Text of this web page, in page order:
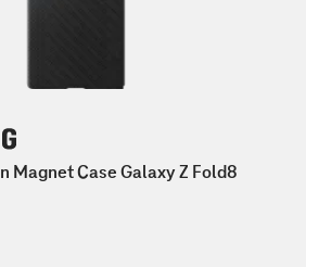
Magnet Case Galaxy Z Fold8